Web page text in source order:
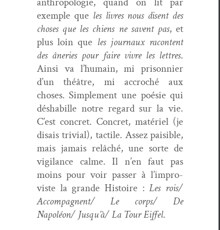
exem­ple que les livres nous dis­ent des
choses que les chiens ne savent pas, et
plus loin que les jour­naux racon­tent
des âner­ies pour faire vivre les let­tres.
Ain­si va l’hu­main, mi pris­on­nier
d’un théâtre, mi accroché aux
choses. Sim­ple­ment une poésie qui
désha­bille notre regard sur la vie.
C’est con­cret. Con­cret, matériel (je
dis­ais triv­ial), tac­tile. Assez pais­i­ble,
mais jamais relâché, une sorte de
vig­i­lance calme. Il n’en faut pas
moins pour voir pass­er à l’im­pro­
viste la grande His­toire :Les rois/
Accompagnent/ Le corps/ De
Napoléon/ Jusqu’à/ La Tour Eif­fel.